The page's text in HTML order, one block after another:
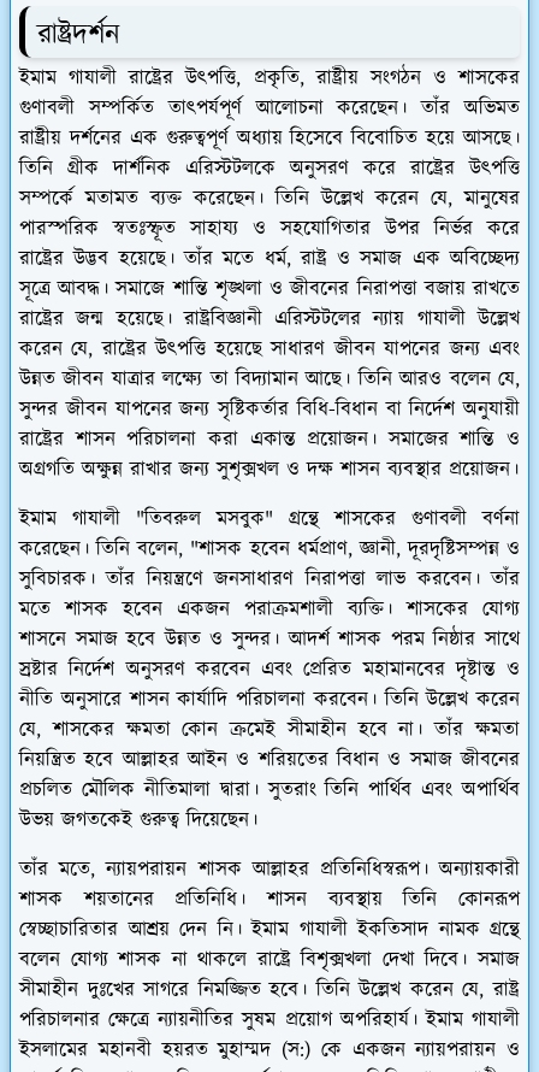
রাষ্ট্রদর্শন
ইমাম গাযালী রাষ্ট্রের উৎপত্তি, প্রকৃতি, রাষ্ট্রীয় সংগঠন ও শাসকের
গুণাবলী সম্পর্কিত তাৎপর্যপূর্ণ আলোচনা করেছেন। তাঁর অভিমত
রাষ্ট্রীয় দর্শনের এক গুরুত্বপূর্ণ অধ্যায় হিসেবে বিবোচিত হয়ে আসছে।
তিনি গ্রীক দার্শনিক এরিস্টটলকে অনুসরণ করে রাষ্ট্রের উৎপত্তি
সম্পর্কে মতামত ব্যক্ত করেছেন। তিনি উল্লেখ করেন যে, মানুষের
পারস্পরিক স্বতঃস্ফূত সাহায্য ও সহযোগিতার উপর নির্ভর করে
রাষ্ট্রের উদ্ভব হয়েছে। তাঁর মতে ধর্ম, রাষ্ট্র ও সমাজ এক অবিচ্ছেদ্য
সূত্রে আবদ্ধ। সমাজে শান্তি শৃঙ্খলা ও জীবনের নিরাপত্তা বজায় রাখতে
রাষ্ট্রের জন্ম হয়েছে। রাষ্ট্রবিজ্ঞানী এরিস্টটলের ন্যায় গাযালী উল্লেখ
করেন যে, রাষ্ট্রের উৎপত্তি হয়েছে সাধারণ জীবন যাপনের জন্য এবং
উন্নত জীবন যাত্রার লক্ষ্যে তা বিদ্যামান আছে। তিনি আরও বলেন যে,
সুন্দর জীবন যাপনের জন্য সৃষ্টিকর্তার বিধি-বিধান বা নির্দেশ অনুযায়ী
রাষ্ট্রের শাসন পরিচালনা করা একান্ত প্রয়োজন। সমাজের শান্তি ও
অগ্রগতি অক্ষুন্ন রাখার জন্য সুশৃক্সখল ও দক্ষ শাসন ব্যবস্থার প্রয়োজন।
ইমাম গাযালী "তিবরুল মসবুক" গ্রন্থে শাসকের গুণাবলী বর্ণনা
করেছেন। তিনি বলেন, "শাসক হবেন ধর্মপ্রাণ, জ্ঞানী, দূরদৃষ্টিসম্পন্ন ও
সুবিচারক। তাঁর নিয়ন্ত্রণে জনসাধারণ নিরাপত্তা লাভ করবেন। তাঁর
মতে শাসক হবেন একজন পরাক্রমশালী ব্যক্তি। শাসকের যোগ্য
শাসনে সমাজ হবে উন্নত ও সুন্দর। আদর্শ শাসক পরম নিষ্ঠার সাথে
স্রষ্টার নির্দেশ অনুসরণ করবেন এবং প্রেরিত মহামানবের দৃষ্টান্ত ও
নীতি অনুসারে শাসন কার্যাদি পরিচালনা করবেন। তিনি উল্লেখ করেন
যে, শাসকের ক্ষমতা কোন ক্রমেই সীমাহীন হবে না। তাঁর ক্ষমতা
নিয়ন্ত্রিত হবে আল্লাহর আইন ও শরিয়তের বিধান ও সমাজ জীবনের
প্রচলিত মৌলিক নীতিমালা দ্বারা। সুতরাং তিনি পার্থিব এবং অপার্থিব
উভয় জগতকেই গুরুত্ব দিয়েছেন।
তাঁর মতে, ন্যায়পরায়ন শাসক আল্লাহর প্রতিনিধিস্বরূপ। অন্যায়কারী
শাসক শয়তানের প্রতিনিধি। শাসন ব্যবস্থায় তিনি কোনরূপ
স্বেচ্ছাচারিতার আশ্রয় দেন নি। ইমাম গাযালী ইকতিসাদ নামক গ্রন্থে
বলেন যোগ্য শাসক না থাকলে রাষ্ট্রে বিশৃক্সখলা দেখা দিবে। সমাজ
সীমাহীন দুঃখের সাগরে নিমজ্জিত হবে। তিনি উল্লেখ করেন যে, রাষ্ট্র
পরিচালনার ক্ষেত্রে ন্যায়নীতির সুষম প্রয়োগ অপরিহার্য। ইমাম গাযালী
ইসলামের মহানবী হয়রত মুহাম্মদ (স:) কে একজন ন্যায়পরায়ন ও